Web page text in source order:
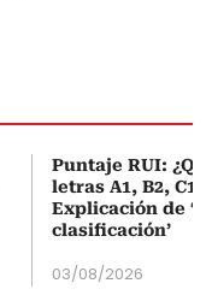
Puntaje RUI:
letras A1, B2, C1
Explicación de
clasificación’
03/08/2026